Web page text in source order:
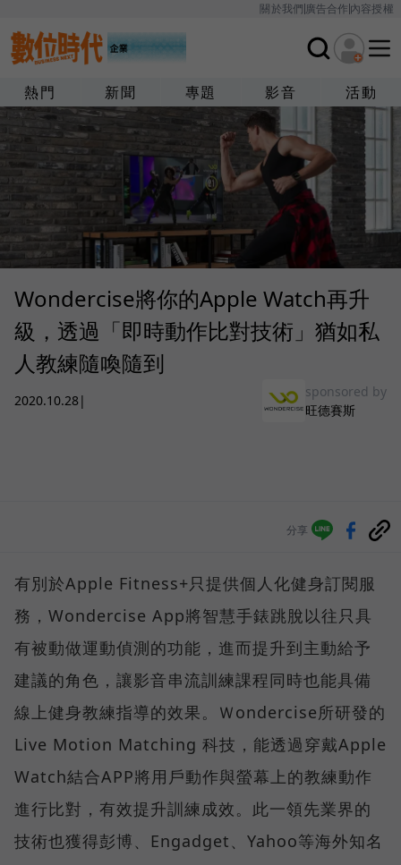
關於我們廣告合作內容授權
熱門 新聞 專題 影音 活動
Wondercise將你的Apple Watch再升
級，透過「即時動作比對技術」猶如私
人教練隨喚隨到
2020.10.28|
sponsored by
旺德賽斯
分享
有別於Apple Fitness+只提供個人化健身訂閱服
務，Wondercise App將智慧手錶跳脫以往只具
有被動做運動偵測的功能，進而提升到主動給予
建議的角色，讓影音串流訓練課程同時也能具備
線上健身教練指導的效果。Ｗondercise所研發的
Live Motion Matching 科技，能透過穿戴Apple
Watch結合APP將用戶動作與螢幕上的教練動作
進行比對，有效提升訓練成效。此一領先業界的
技術也獲得彭博、Engadget、Yahoo等海外知名